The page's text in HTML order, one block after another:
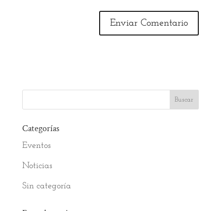
Categorías
Eventos
Noticias
Sin categoría